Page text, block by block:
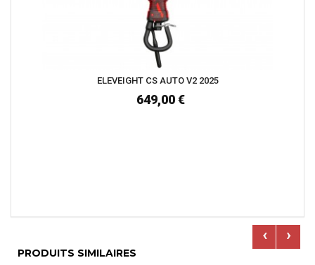
ELEVEIGHT CS AUTO V2 2025
649,00 €
PRODUITS SIMILAIRES
‹ ›